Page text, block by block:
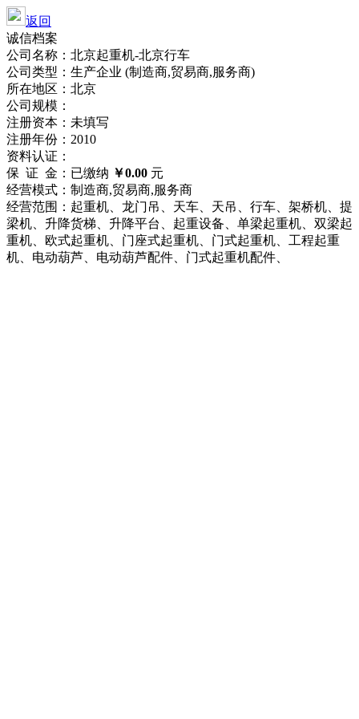
返回
诚信档案
公司名称：北京起重机-北京行车
公司类型：生产企业 (制造商,贸易商,服务商)
所在地区：北京
公司规模：
注册资本：未填写
注册年份：2010
资料认证：
保 证 金：已缴纳 ￥0.00 元
经营模式：制造商,贸易商,服务商
经营范围：起重机、龙门吊、天车、天吊、行车、架桥机、提
梁机、升降货梯、升降平台、起重设备、单梁起重机、双梁起
重机、欧式起重机、门座式起重机、门式起重机、工程起重
机、电动葫芦、电动葫芦配件、门式起重机配件、